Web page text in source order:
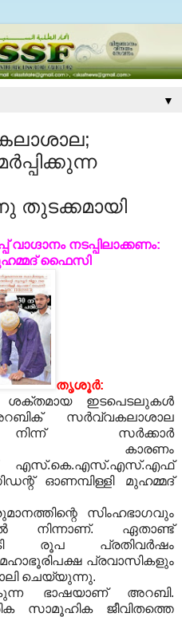
▼
തുടക്കമായി
നടപ്പിലാക്കണം:
ഫൈസി
തൃശൂര്‍:
ശക്തമായ ഇടപെടലുകള്‍
സര്‍വ്വകലാശാല
നിന്ന് സര്‍ക്കാര്‍
കാരണം
എസ്.കെ.എസ്.എസ്.എഫ്
ഓണമ്പിള്ളി മുഹമ്മദ്
സിംഹഭാഗവും
നിന്നാണ്. ഏതാണ്ട്
രൂപ പ്രതിവര്‍ഷം
പ്രവാസികളും
ചെയ്യുന്നു.
ഭാഷയാണ് അറബി.
സാമൂഹിക ജീവിതത്തെ